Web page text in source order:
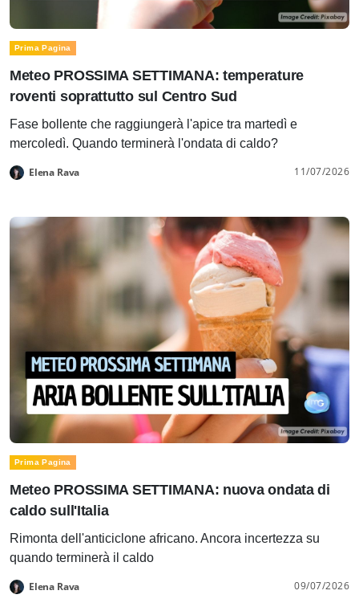
Prima Pagina
Meteo PROSSIMA SETTIMANA: temperature
roventi soprattutto sul Centro Sud
Fase bollente che raggiungerà l'apice tra martedì e
mercoledì. Quando terminerà l'ondata di caldo?
Elena Rava 11/07/2026
Prima Pagina
Meteo PROSSIMA SETTIMANA: nuova ondata di
caldo sull'Italia
Rimonta dell'anticiclone africano. Ancora incertezza su
quando terminerà il caldo
Elena Rava 09/07/2026